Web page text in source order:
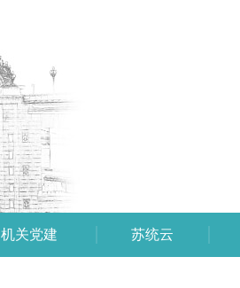
机关党建 苏统云